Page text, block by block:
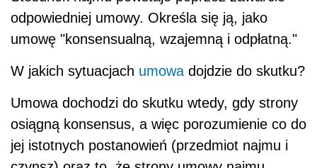
odpowiedniej umowy. Określa się ją, jako
umowę "konsensualną, wzajemną i odpłatną."
W jakich sytuacjach umowa dojdzie do skutku?
Umowa dochodzi do skutku wtedy, gdy strony
osiągną konsensus, a więc porozumienie co do
jej istotnych postanowień (przedmiot najmu i